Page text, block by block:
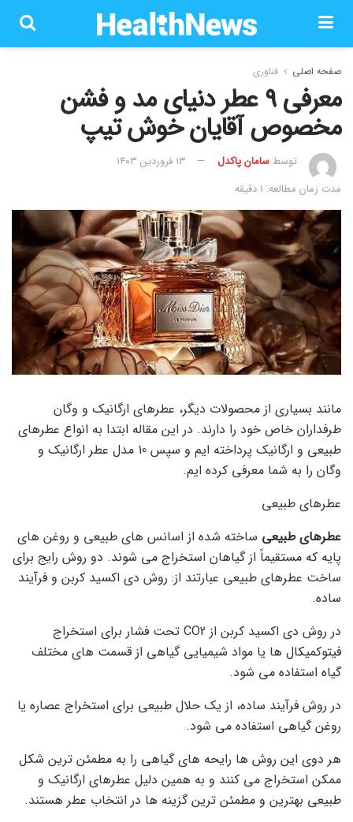
صفحه اصلی فناوری
معرفی 9 عطر دنیای مد و فشن
مخصوص آقایان خوش تیپ
توسطسامان پاکدل
۱۳ فروردین ۱۴۰۳
مدت زمان مطالعه: 1 دقیقه
مانند بسیاری از محصولات دیگر، عطرهای ارگانیک و وگان
طرفداران خاص خود را دارند. در این مقاله ابتدا به انواع عطرهای
طبیعی و ارگانیک پرداخته ایم و سپس 10 مدل عطر ارگانیک و
وگان را به شما معرفی کرده ایم.
عطرهای طبیعی
عطرهای طبیعی ساخته شده از اسانس های طبیعی و روغن های
پایه که مستقیماً از گیاهان استخراج می شوند. دو روش رایج برای
ساخت عطرهای طبیعی عبارتند از: روش دی اکسید کربن و فرآیند
ساده.
در روش دی اکسید کربن از CO2 تحت فشار برای استخراج
فیتوکمیکال ها یا مواد شیمیایی گیاهی از قسمت های مختلف
گیاه استفاده می شود.
در روش فرآیند ساده، از یک حلال طبیعی برای استخراج عصاره یا
روغن گیاهی استفاده می شود.
هر دوی این روش ها رایحه های گیاهی را به مطمئن ترین شکل
ممکن استخراج می کنند و به همین دلیل عطرهای ارگانیک و
طبیعی بهترین و مطمئن ترین گزینه ها در انتخاب عطر هستند.